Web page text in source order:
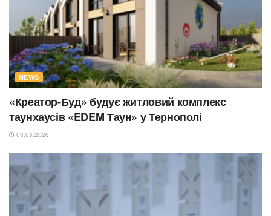
NEWS
«Креатор-Буд» будує житловий комплекс
таунхаусів «EDEM Таун» у Тернополі
03.03.2026